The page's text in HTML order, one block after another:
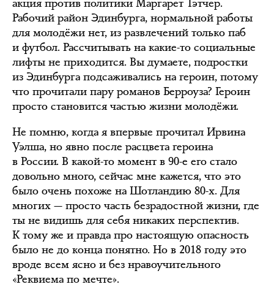
Рабочий район Эдинбурга, нормальной работы
для молодёжи нет, из развлечений только паб
и футбол. Рассчитывать на какие-то социальные
лифты не приходится. Вы думаете, подростки
из Эдинбурга подсаживались на героин, потому
что прочитали пару романов Берроуза? Героин
просто становится частью жизни молодёжи.
Не помню, когда я впервые прочитал Ирвина
Уэлша, но явно после расцвета героина
в России. В какой-то момент в 90-е его стало
довольно много, сейчас мне кажется, что это
было очень похоже на Шотландию 80-х. Для
многих — просто часть безрадостной жизни, где
ты не видишь для себя никаких перспектив.
К тому же и правда про настоящую опасность
было не до конца понятно. Но в 2018 году это
вроде всем ясно и без нравоучительного
«Реквиема по мечте».